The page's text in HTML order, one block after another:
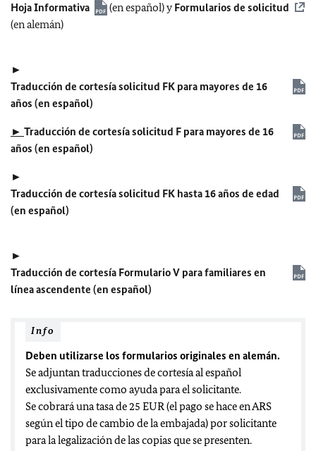
Hoja Informativa (en español) y Formularios de solicitud
(en alemán)
►
Traducción de cortesía solicitud FK para mayores de 16
años (en español)
► Traducción de cortesía solicitud F para mayores de 16
años (en español)
►
Traducción de cortesía solicitud FK hasta 16 años de edad
(en español)
►
Traducción de cortesía Formulario V para familiares en
línea ascendente (en español)
Info
Deben utilizarse los formularios originales en alemán.
Se adjuntan traducciones de cortesía al español
exclusivamente como ayuda para el solicitante.
Se cobrará una tasa de 25 EUR (el pago se hace en ARS
según el tipo de cambio de la embajada) por solicitante
para la legalización de las copias que se presenten.